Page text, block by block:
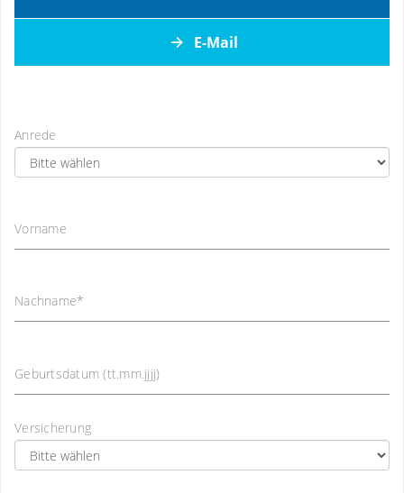
E-Mail
Anrede
Vorname
Nachname*
Geburtsdatum (tt.mm.jjjj)
Versicherung